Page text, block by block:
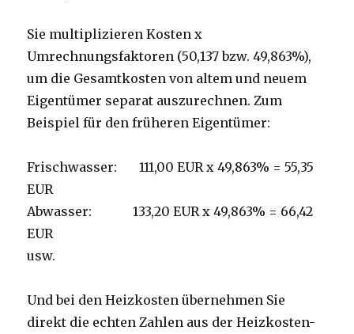
Sie multiplizieren Kosten x
Umrechnungsfaktoren (50,137 bzw. 49,863%),
um die Gesamtkosten von altem und neuem
Eigentümer separat auszurechnen. Zum
Beispiel für den früheren Eigentümer:
Frischwasser: 111,00 EUR x 49,863% = 55,35
EUR
Abwasser: 133,20 EUR x 49,863% = 66,42
EUR
usw.
Und bei den Heizkosten übernehmen Sie
direkt die echten Zahlen aus der Heizkosten-